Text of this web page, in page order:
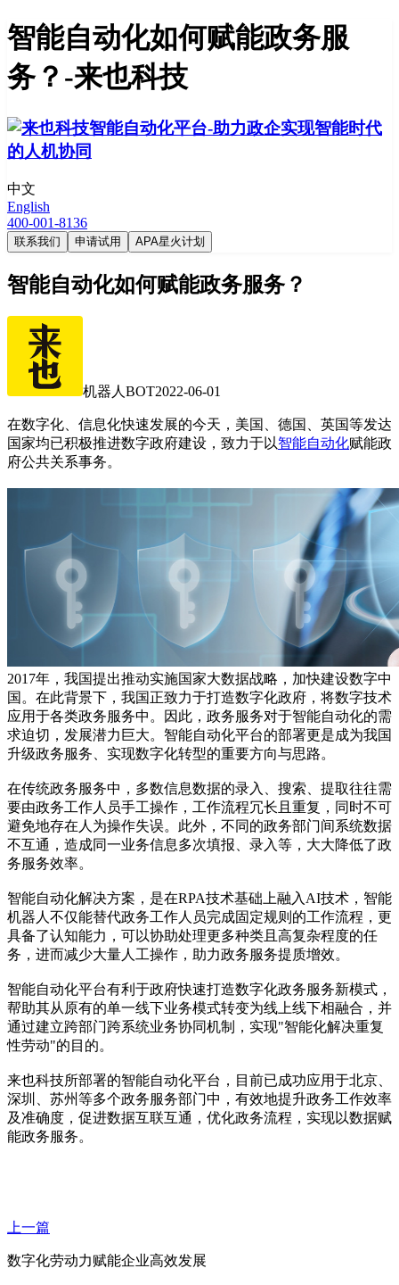
智能自动化如何赋能政务服
务？-来也科技
中文
English
400-001-8136
联系我们 申请试用 APA星火计划
智能自动化如何赋能政务服务？
机器人BOT2022-06-01
在数字化、信息化快速发展的今天，美国、德国、英国等发达
国家均已积极推进数字政府建设，致力于以智能自动化赋能政
府公共关系事务。
2017年，我国提出推动实施国家大数据战略，加快建设数字中
国。在此背景下，我国正致力于打造数字化政府，将数字技术
应用于各类政务服务中。因此，政务服务对于智能自动化的需
求迫切，发展潜力巨大。智能自动化平台的部署更是成为我国
升级政务服务、实现数字化转型的重要方向与思路。
在传统政务服务中，多数信息数据的录入、搜索、提取往往需
要由政务工作人员手工操作，工作流程冗长且重复，同时不可
避免地存在人为操作失误。此外，不同的政务部门间系统数据
不互通，造成同一业务信息多次填报、录入等，大大降低了政
务服务效率。
智能自动化解决方案，是在RPA技术基础上融入AI技术，智能
机器人不仅能替代政务工作人员完成固定规则的工作流程，更
具备了认知能力，可以协助处理更多种类且高复杂程度的任
务，进而减少大量人工操作，助力政务服务提质增效。
智能自动化平台有利于政府快速打造数字化政务服务新模式，
帮助其从原有的单一线下业务模式转变为线上线下相融合，并
通过建立跨部门跨系统业务协同机制，实现"智能化解决重复
性劳动"的目的。
来也科技所部署的智能自动化平台，目前已成功应用于北京、
深圳、苏州等多个政务服务部门中，有效地提升政务工作效率
及准确度，促进数据互联互通，优化政务流程，实现以数据赋
能政务服务。
上一篇
数字化劳动力赋能企业高效发展